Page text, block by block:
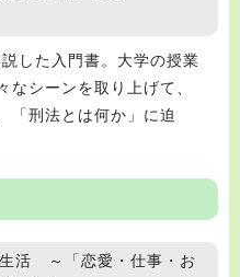
した入門書。大学の授業
なシーンを取り上げて、
「刑法とは何か」に迫
活 ～「恋愛・仕事・お